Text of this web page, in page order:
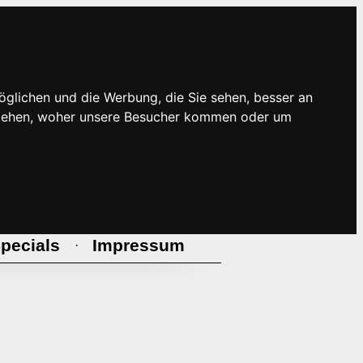
und die Werbung, die Sie sehen, besser an
woher unsere Besucher kommen oder um
· Impressum